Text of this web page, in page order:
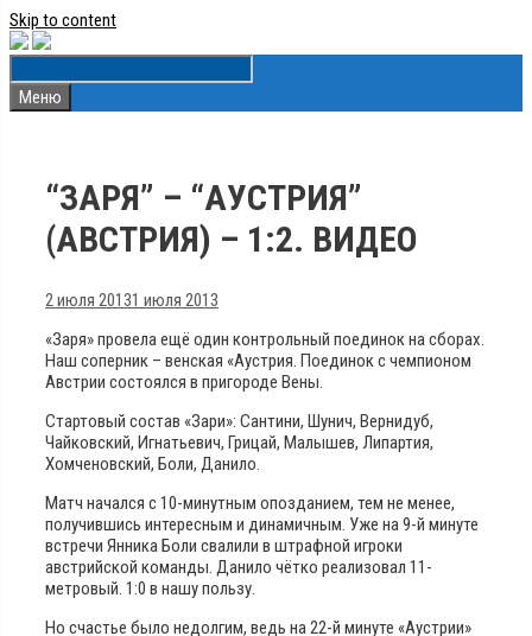
Skip to content
Меню
“ЗАРЯ” – “АУСТРИЯ”
(АВСТРИЯ) – 1:2. ВИДЕО
2 июля 20131 июля 2013
«Заря» провела ещё один контрольный поединок на сборах.
Наш соперник – венская «Аустрия. Поединок с чемпионом
Австрии состоялся в пригороде Вены.
Стартовый состав «Зари»: Сантини, Шунич, Вернидуб,
Чайковский, Игнатьевич, Грицай, Малышев, Липартия,
Хомченовский, Боли, Данило.
Матч начался с 10-минутным опозданием, тем не менее,
получившись интересным и динамичным. Уже на 9-й минуте
встречи Янника Боли свалили в штрафной игроки
австрийской команды. Данило чётко реализовал 11-
метровый. 1:0 в нашу пользу.
Но счастье было недолгим, ведь на 22-й минуте «Аустрии»